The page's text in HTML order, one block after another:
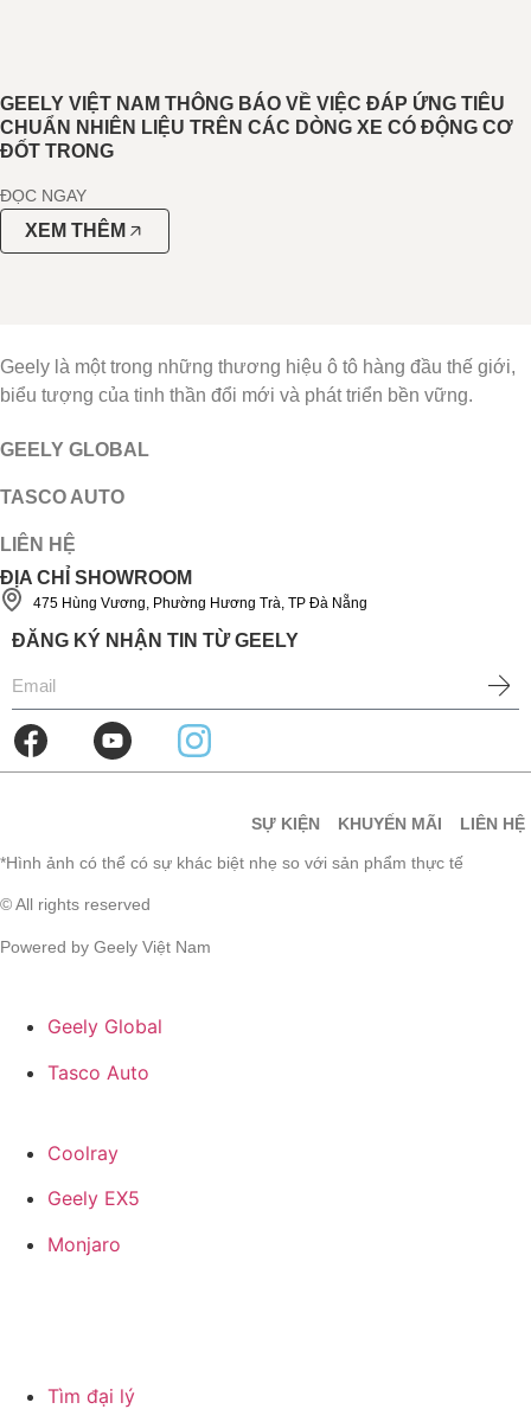
GEELY VIỆT NAM THÔNG BÁO VỀ VIỆC ĐÁP ỨNG TIÊU
CHUẨN NHIÊN LIỆU TRÊN CÁC DÒNG XE CÓ ĐỘNG CƠ
ĐỐT TRONG
ĐỌC NGAY
XEM THÊM
Geely là một trong những thương hiệu ô tô hàng đầu thế giới,
biểu tượng của tinh thần đổi mới và phát triển bền vững.
GEELY GLOBAL
TASCO AUTO
LIÊN HỆ
ĐỊA CHỈ SHOWROOM
475 Hùng Vương, Phường Hương Trà, TP Đà Nẵng
ĐĂNG KÝ NHẬN TIN TỪ GEELY
© All rights reserved
Powered by Geely Việt Nam
*Hình ảnh có thể có sự khác biệt nhẹ so với sản phẩm thực tế
SỰ KIỆN KHUYẾN MÃI LIÊN HỆ
Geely Global
Tasco Auto
Coolray
Geely EX5
Monjaro
Tìm đại lý